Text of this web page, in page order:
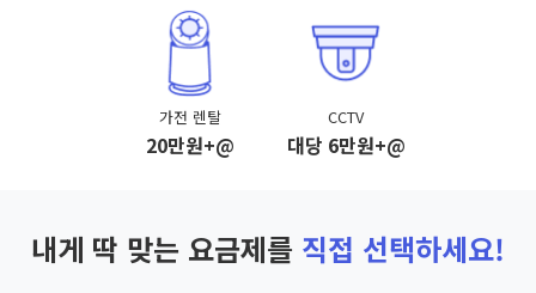
가전 렌탈
20만원+@
CCTV
대당 6만원+@
내게 딱 맞는 요금제를 직접 선택하세요!